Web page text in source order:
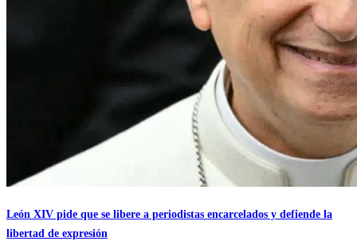
León XIV pide que se libere a periodistas encarcelados y defiende la
libertad de expresión